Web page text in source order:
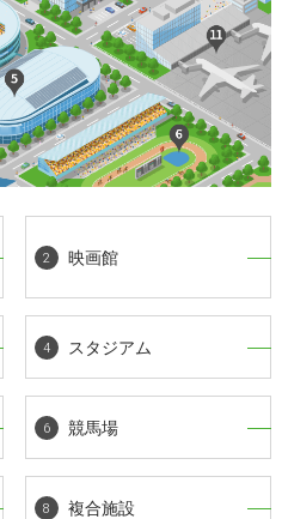
映画館
スタジアム
競馬場
複合施設